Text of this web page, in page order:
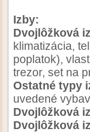
Izby:
Dvojlôžková
klimatizácia,
poplatok),
trezor, set na
Ostatné typy
uvedené
Dvojlôžková
Dvojlôžková